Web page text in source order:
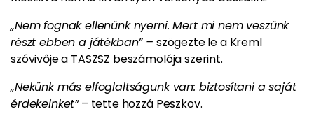
„Nem fognak ellenünk nyerni. Mert mi nem veszünk
részt ebben a játékban” – szögezte le a Kreml
szóvivője a TASZSZ beszámolója szerint.
„Nekünk más elfoglaltságunk van: biztosítani a saját
érdekeinket”– tette hozzá Peszkov.